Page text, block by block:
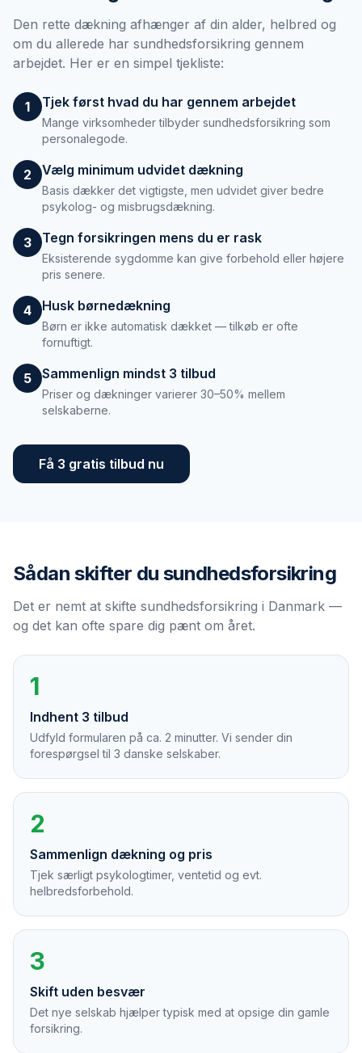
Den rette dækning afhænger af din alder, helbred og
om du allerede har sundhedsforsikring gennem
arbejdet. Her er en simpel tjekliste:
1 Tjek først hvad du har gennem arbejdet
Mange virksomheder tilbyder sundhedsforsikring som
personalegode.
2 Vælg minimum udvidet dækning
Basis dækker det vigtigste, men udvidet giver bedre
psykolog- og misbrugsdækning.
3 Tegn forsikringen mens du er rask
Eksisterende sygdomme kan give forbehold eller højere
pris senere.
4 Husk børnedækning
Børn er ikke automatisk dækket — tilkøb er ofte
fornuftigt.
5 Sammenlign mindst 3 tilbud
Priser og dækninger varierer 30–50% mellem
selskaberne.
Få 3 gratis tilbud nu
Sådan skifter du sundhedsforsikring
Det er nemt at skifte sundhedsforsikring i Danmark —
og det kan ofte spare dig pænt om året.
1
Indhent 3 tilbud
Udfyld formularen på ca. 2 minutter. Vi sender din
forespørgsel til 3 danske selskaber.
2
Sammenlign dækning og pris
Tjek særligt psykologtimer, ventetid og evt.
helbredsforbehold.
3
Skift uden besvær
Det nye selskab hjælper typisk med at opsige din gamle
forsikring.